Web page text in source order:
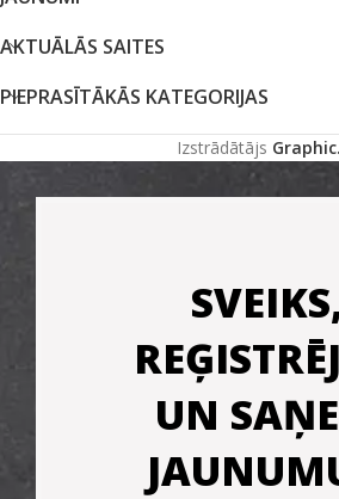
AKTUĀLĀS SAITES
PIEPRASĪTĀKĀS KATEGORIJAS
Izstrādātājs
UN